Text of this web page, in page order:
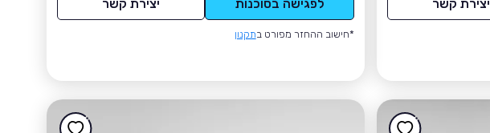
יצירת קשר לפגישה בסוכנות יצירת קשר
*חישוב ההחזר מפורט בתקנון